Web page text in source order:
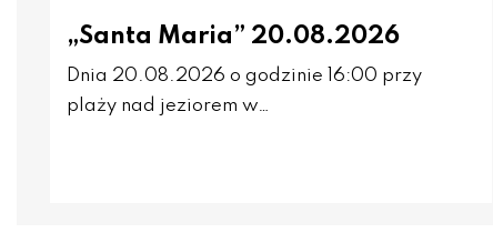
„Santa Maria” 20.08.2026
Dnia 20.08.2026 o godzinie 16:00 przy
plaży nad jeziorem w…